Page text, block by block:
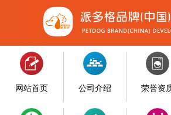
网站首页 公司介绍 荣誉资